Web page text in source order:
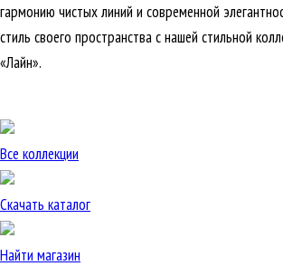
гармонию чистых линий и современной
стиль своего пространства с нашей стильной
«Лайн».
Все коллекции
Скачать каталог
Найти магазин